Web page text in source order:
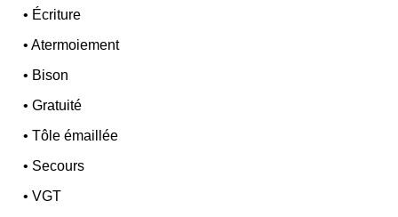
• Écriture
•Atermoiement
• Bison
•Gratuité
•Tôle émaillée
• Secours
•VGT